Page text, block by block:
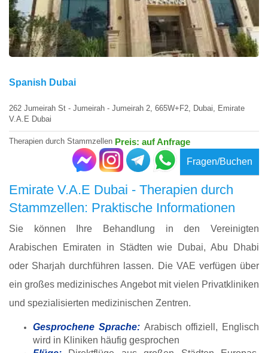
Spanish Dubai
262 Jumeirah St - Jumeirah - Jumeirah 2, 665W+F2, Dubai, Emirate
V.A.E Dubai
Therapien durch Stammzellen Preis: auf Anfrage
Fragen/Buchen
Emirate V.A.E Dubai - Therapien durch
Stammzellen: Praktische Informationen
Sie können Ihre Behandlung in den Vereinigten
Arabischen Emiraten in Städten wie Dubai, Abu Dhabi
oder Sharjah durchführen lassen. Die VAE verfügen über
ein großes medizinisches Angebot mit vielen Privatkliniken
und spezialisierten medizinischen Zentren.
Gesprochene Sprache: Arabisch offiziell, Englisch
wird in Kliniken häufig gesprochen